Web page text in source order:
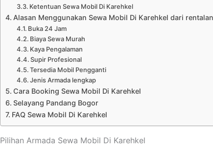
Ketentuan Sewa Mobil Di Karehkel
Alasan Menggunakan Sewa Mobil Di Karehkel dari
Buka 24 Jam
Biaya Sewa Murah
Kaya Pengalaman
Supir Profesional
Tersedia Mobil Pengganti
Jenis Armada lengkap
Cara Booking Sewa Mobil Di Karehkel
Selayang Pandang Bogor
FAQ Sewa Mobil Di Karehkel
Pilihan Armada Sewa Mobil Di Karehkel